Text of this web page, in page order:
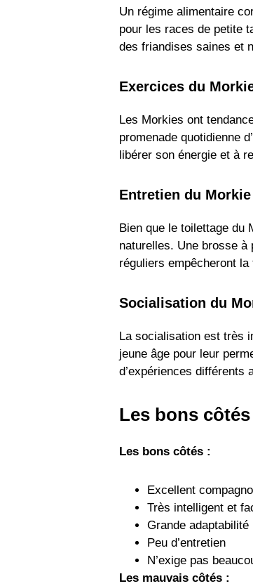
Un régime alimentaire
pour les races de petite
des friandises saines et
Exercices du
Les Morkies ont
promenade quotidienne
libérer son énergie et à
Entretien du Morkie
Bien que le toilettage
naturelles. Une brosse
réguliers empêcheront
Socialisation du
La socialisation est très
jeune âge pour leur
d’expériences différents
Les bons
Les bons côtés :
Excellent
Très intelligent et
Grande adaptabilité
Peu d’entretien
N’exige pas
Les mauvais côtés :